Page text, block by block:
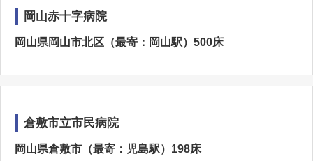
岡山赤十字病院
岡山県岡山市北区（最寄：岡山駅）500床
倉敷市立市民病院
岡山県倉敷市（最寄：児島駅）198床